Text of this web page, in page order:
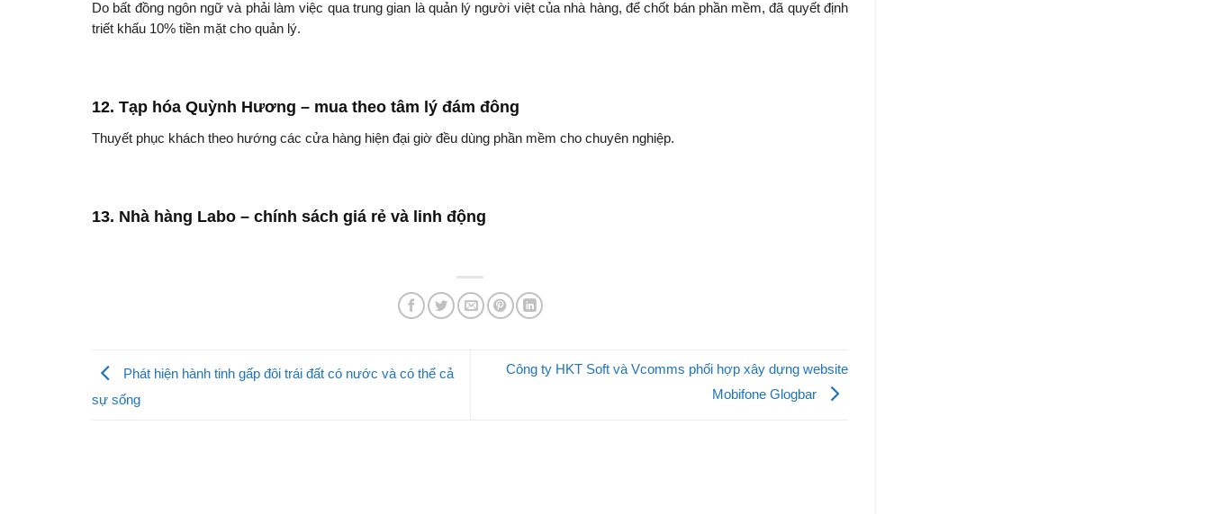
Do bất đồng ngôn ngữ và phải làm việc qua trung gian là quản lý người việt của nhà hàng, để chốt bán phần mềm, đã quyết định
triết khấu 10% tiền mặt cho quản lý.
12. Tạp hóa Quỳnh Hương – mua theo tâm lý đám đông
Thuyết phục khách theo hướng các cửa hàng hiện đại giờ đều dùng phần mềm cho chuyên nghiệp.
13. Nhà hàng Labo – chính sách giá rẻ và linh động
Phát hiện hành tinh gấp đôi trái đất có nước và có thể cả
sự sống
Công ty HKT Soft và Vcomms phối hợp xây dựng website
Mobifone Glogbar